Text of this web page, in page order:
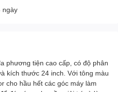
ngày
phương tiện cao cấp, có độ phân
kích thước 24 inch. Với tông màu
cho hầu hết các góc máy làm